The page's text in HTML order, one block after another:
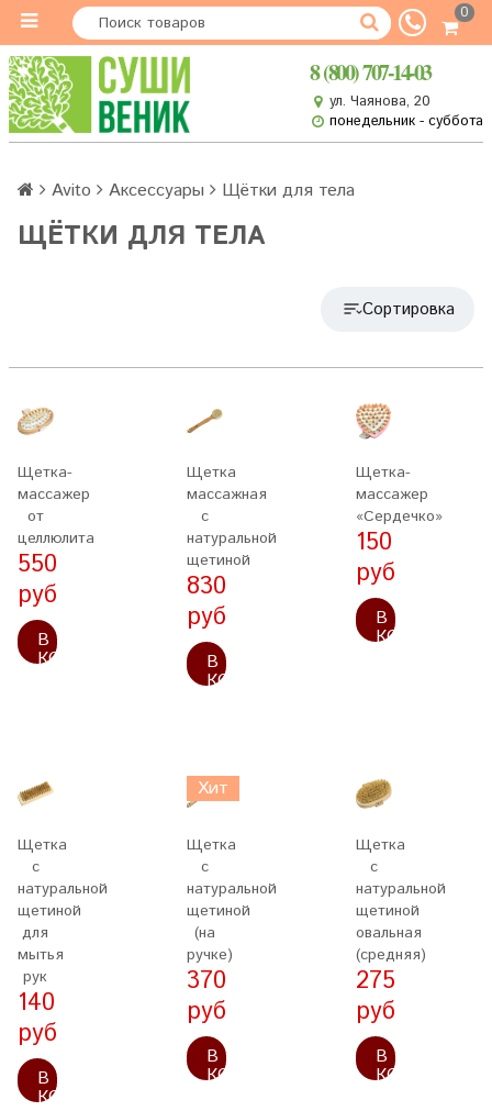
0
8 (800) 707-14-03
ул. Чаянова, 20
понедельник - суббота
Avito Аксессуары Щётки для тела
ЩЁТКИ ДЛЯ ТЕЛА
Сортировка
Щетка-
массажер
от
целлюлита
550
руб
В
КОРЗИНУ
Щетка
массажная
с
натуральной
щетиной
830
руб
В
КОРЗИНУ
Щетка-
массажер
«Сердечко»
150
руб
В
КОРЗИНУ
Щетка
с
натуральной
щетиной
для
мытья
рук
140
руб
В
КОРЗИНУ
Хит
Щетка
с
натуральной
щетиной
(на
ручке)
370
руб
В
КОРЗИНУ
Щетка
с
натуральной
щетиной
овальная
(средняя)
275
руб
В
КОРЗИНУ